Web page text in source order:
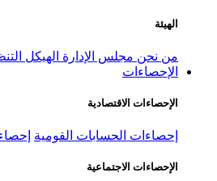
الهيئة
من نحن مجلس الإدارة الهيكل
الإحصاءات
الإحصاءات الاقتصادية
إحصاءات الحسابات القومية
الإحصاءات الاجتماعية